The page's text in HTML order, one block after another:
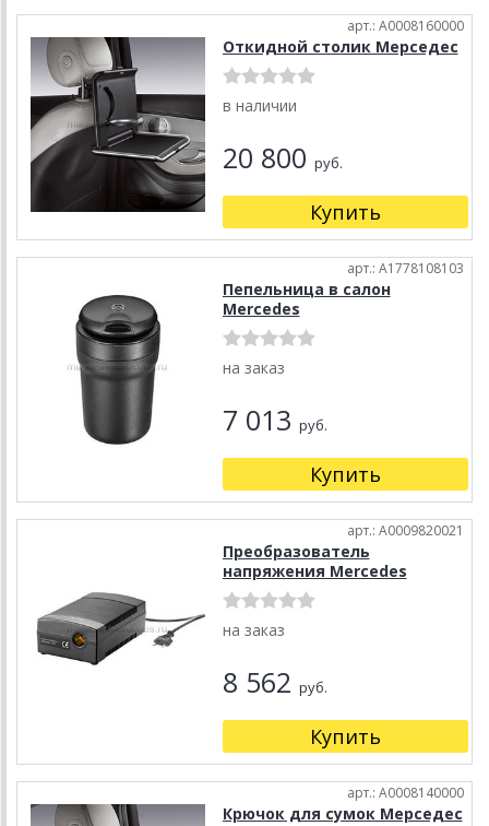
арт.: A0008160000
Откидной столик Мерседес
в наличии
20 800 руб.
Купить
арт.: A1778108103
Пепельница в салон
Mercedes
на заказ
7 013 руб.
Купить
арт.: A0009820021
Преобразователь
напряжения Mercedes
на заказ
8 562 руб.
Купить
арт.: A0008140000
Крючок для сумок Мерседес